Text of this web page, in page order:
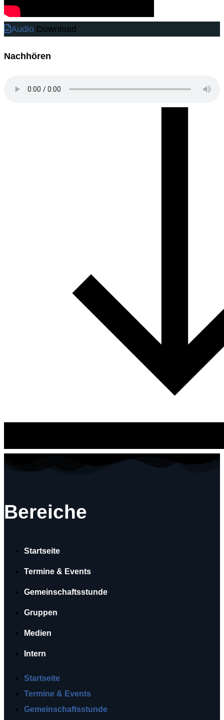
Audio Download
Nachhören
Bereiche
Startseite
Termine & Events
Gemeinschaftsstunde
Gruppen
Medien
Intern
Startseite
Termine & Events
Gemeinschaftsstunde